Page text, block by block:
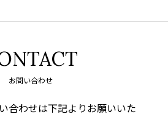
お問い合わせ
合わせは下記よりお願いいた